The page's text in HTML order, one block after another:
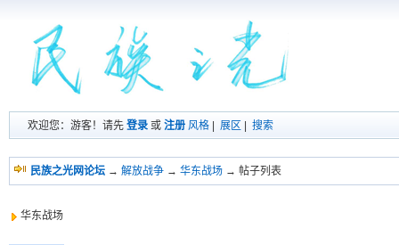
欢迎您：游客！请先 登录 或 注册 风格 展区 搜索
民族之光网论坛 → 解放战争 → 华东战场 → 帖子列表
华东战场